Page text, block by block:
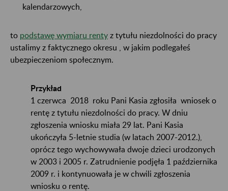
kalendarzowych,
to podstawę wymiaru renty z tytułu niezdolności do pracy
ustalimy z faktycznego okresu , w jakim podlegałeś
ubezpieczeniom społecznym.
Przykład
1 czerwca 2018 roku Pani Kasia zgłosiła wniosek o
rentę z tytułu niezdolności do pracy. W dniu
zgłoszenia wniosku miała 29 lat. Pani Kasia
ukończyła 5-letnie studia (w latach 2007-2012.),
oprócz tego wychowywała dwoje dzieci urodzonych
w 2003 i 2005 r. Zatrudnienie podjęła 1 października
2009 r. i kontynuowała je w chwili zgłoszenia
wniosku o rentę.